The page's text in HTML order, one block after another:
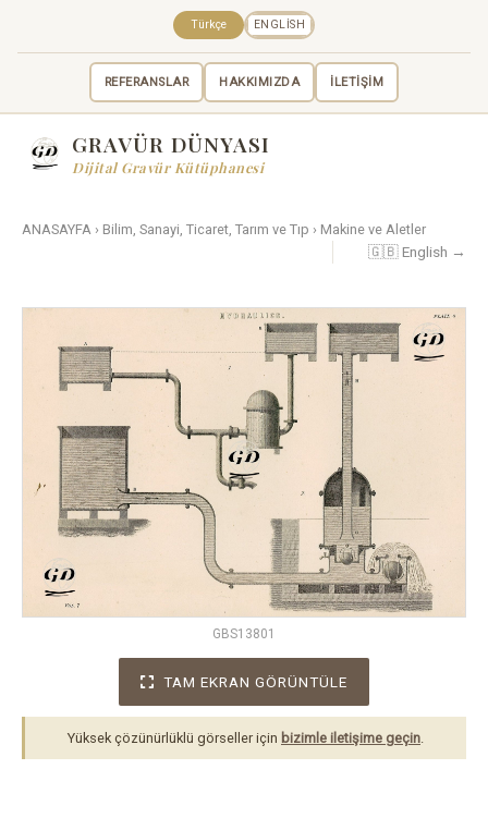
REFERANSLAR HAKKIMIZDA İLETİŞİM
Türkçe ENGLISH
GRAVÜR DÜNYASI
Dijital Gravür Kütüphanesi
ANASAYFA › Bilim, Sanayi, Ticaret, Tarım ve Tıp › Makine ve Aletler
🇬🇧 English →
GBS13801
TAM EKRAN GÖRÜNTÜLE
Yüksek çözünürlüklü görseller için bizimle iletişime geçin.